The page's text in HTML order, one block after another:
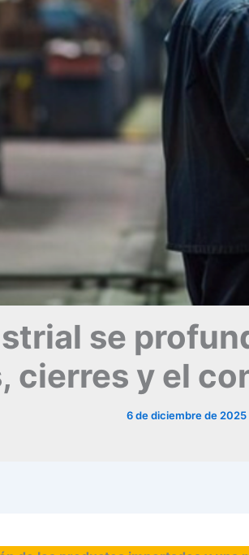
se
cierres y el
6 de diciembre de 2025